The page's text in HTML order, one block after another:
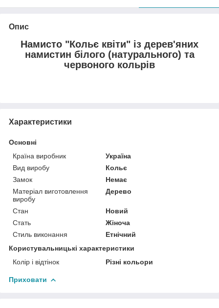
Опис
Намисто "Кольє квіти" із дерев'яних
намистин білого (натурального) та
червоного кольрів
Характеристики
Основні
Країна виробник
Україна
Вид виробу
Кольє
Замок
Немає
Матеріал виготовлення
виробу
Дерево
Стан
Новий
Стать
Жіноча
Стиль виконання
Етнічний
Користувальницькі характеристики
Колір і відтінок
Різні кольори
Приховати